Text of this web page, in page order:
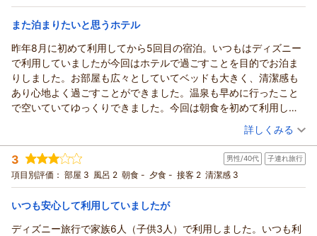
宿泊価格帯： 13,001～14,000円(大人一人あたり/税込)
また泊まりたいと思うホテル
昨年8月に初めて利用してから5回目の宿泊。いつもはディズニー
で利用していましたが今回はホテルで過ごすことを目的でお泊ま
りしました。お部屋も広々としていてベッドも大きく、清潔感も
あり心地よく過ごすことができました。温泉も早めに行ったこと
で空いていてゆっくりできました。今回は朝食を初めて利用しま
した。遅い時間に行ったのですが最後までお料理もあり、丁寧な
対応をしてくださいました。ホテルキャストの方々の接遇も良く
何度も泊まりたいと思うおすすめのホテルです！8月にも予定して
いるので楽しみです！
（投稿日：2026/08/06）
宿泊時期： 2026年06月宿泊 (家族旅行)
投稿者： リンリンさん
宿泊プラン： エミオン☆シンプルステイプラン（朝食付き）
朝のみ
宿泊価格帯： 10,001～11,000円(大人一人あたり/税込)
詳しくみる
3 男性/40代 子連れ旅行
項目別評価： 部屋 3 風呂 2 朝食 - 夕食 - 接客 2 清潔感 3
いつも安心して利用していましたが
ディズニー旅行で家族6人（子供3人）で利用しました。いつも利